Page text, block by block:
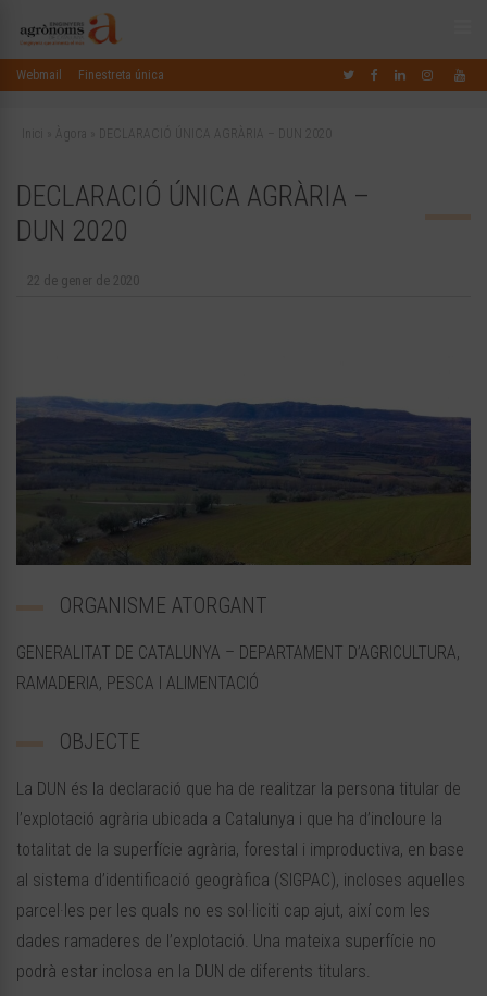
Webmail Finestreta única
Inici Àgora DECLARACIÓ ÚNICA AGRÀRIA – DUN 2020
DECLARACIÓ ÚNICA AGRÀRIA –
DUN 2020
22 de gener de 2020
ORGANISME ATORGANT
GENERALITAT DE CATALUNYA – DEPARTAMENT D’AGRICULTURA,
RAMADERIA, PESCA I ALIMENTACIÓ
OBJECTE
La DUN és la declaració que ha de realitzar la persona titular de
l’explotació agrària ubicada a Catalunya i que ha d’incloure la
totalitat de la superfície agrària, forestal i improductiva, en base
al sistema d’identificació geogràfica (SIGPAC), incloses aquelles
parcel·les per les quals no es sol·liciti cap ajut, així com les
dades ramaderes de l’explotació. Una mateixa superfície no
podrà estar inclosa en la DUN de diferents titulars.